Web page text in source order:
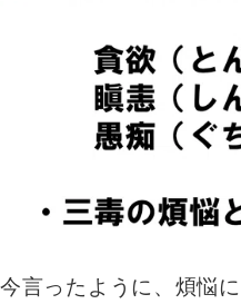
今言ったように、煩悩